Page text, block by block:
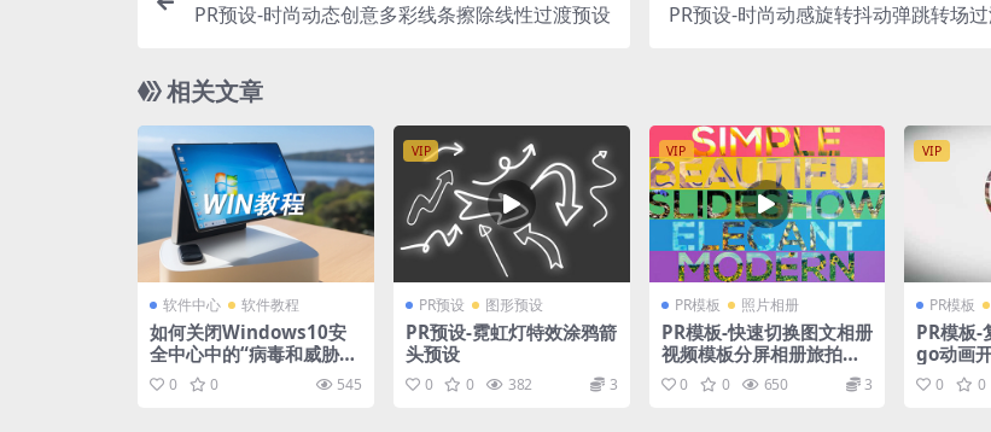
PR预设-时尚动态创意多彩线条擦除线性过渡预设 PR预设-时尚动感旋转抖动弹跳转场
相关文章
软件中心 软件教程
如何关闭Windows10安
全中心中的“病毒和威胁保
护”！
0 0 545
VIP
PR预设 图形预设
PR预设-霓虹灯特效涂鸦箭
头预设
0 0 382 3
VIP
PR模板 照片相册
PR模板-快速切换图文相册
视频模板分屏相册旅拍影
集视频模板
0 0 650 3
VIP
PR模板
PR模板-
go动画
0 0